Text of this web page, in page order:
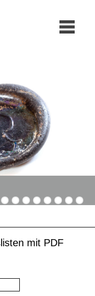
mit PDF